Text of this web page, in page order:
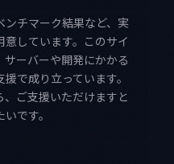
ンチマーク結果など、実
しています。このサイ
サーバーや開発にかかる
で成り立っています。
ご支援いただけますと
です。